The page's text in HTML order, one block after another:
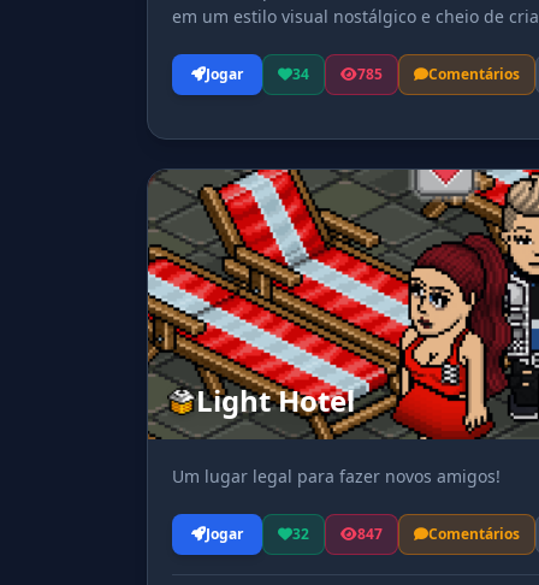
em um estilo visual nostálgico e cheio de
Jogar 34 785 Comentários
Light Hotel
Um lugar legal para fazer novos amigos!
Jogar 32 847 Comentários